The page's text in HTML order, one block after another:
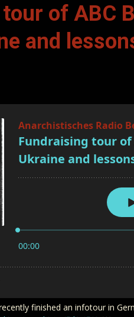
of ABC
and
finished an infotour in